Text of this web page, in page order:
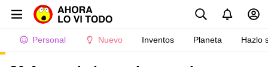
Personal Nuevo Inventos Planeta Hazlo